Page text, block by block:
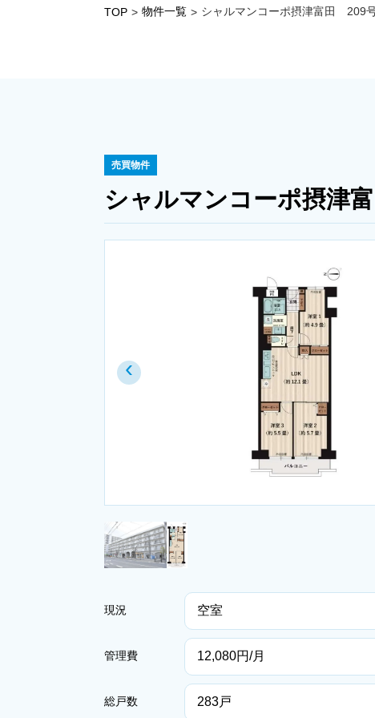
TOP > 物件一覧 > シャルマンコーポ摂津富田 209
売買物件
シャルマンコーポ摂津
‹
現況 空室
管理費 12,080円/月
総戸数 283戸